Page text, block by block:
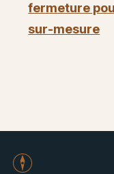
fermeture
sur-mesure